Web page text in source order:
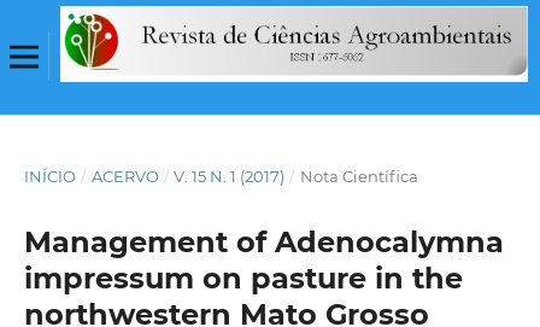
INÍCIO / ACERVO / V. 15 N. 1 (2017) / Nota Científica
Management of Adenocalymna
impressum on pasture in the
northwestern Mato Grosso